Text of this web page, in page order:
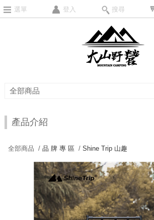
選單 登入 搜尋
全部商品
產品介紹
全部商品 /品 牌 專 區 /Shine Trip 山趣